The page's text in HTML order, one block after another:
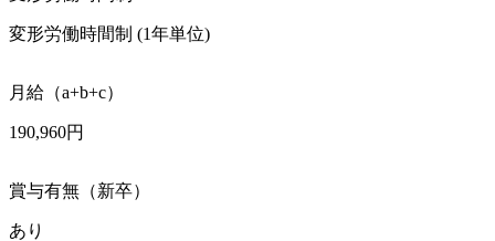
変形労働時間制 (1年単位)
月給（a+b+c）
190,960円
賞与有無（新卒）
あり